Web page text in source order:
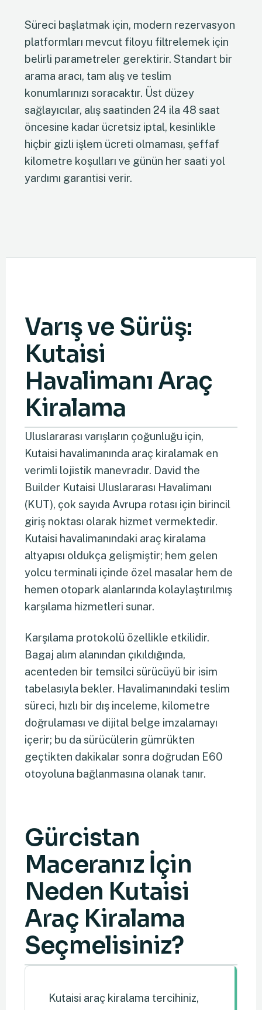
Süreci başlatmak için, modern rezervasyon
platformları mevcut filoyu filtrelemek için
belirli parametreler gerektirir. Standart bir
arama aracı, tam alış ve teslim
konumlarınızı soracaktır. Üst düzey
sağlayıcılar, alış saatinden 24 ila 48 saat
öncesine kadar ücretsiz iptal, kesinlikle
hiçbir gizli işlem ücreti olmaması, şeffaf
kilometre koşulları ve günün her saati yol
yardımı garantisi verir.
Varış ve Sürüş:
Kutaisi
Havalimanı Araç
Kiralama
Uluslararası varışların çoğunluğu için,
Kutaisi havalimanında araç kiralamak en
verimli lojistik manevradır. David the
Builder Kutaisi Uluslararası Havalimanı
(KUT), çok sayıda Avrupa rotası için birincil
giriş noktası olarak hizmet vermektedir.
Kutaisi havalimanındaki araç kiralama
altyapısı oldukça gelişmiştir; hem gelen
yolcu terminali içinde özel masalar hem de
hemen otopark alanlarında kolaylaştırılmış
karşılama hizmetleri sunar.
Karşılama protokolü özellikle etkilidir.
Bagaj alım alanından çıkıldığında,
acenteden bir temsilci sürücüyü bir isim
tabelasıyla bekler. Havalimanındaki teslim
süreci, hızlı bir dış inceleme, kilometre
doğrulaması ve dijital belge imzalamayı
içerir; bu da sürücülerin gümrükten
geçtikten dakikalar sonra doğrudan E60
otoyoluna bağlanmasına olanak tanır.
Gürcistan
Maceranız İçin
Neden Kutaisi
Araç Kiralama
Seçmelisiniz?
Kutaisi araç kiralama tercihiniz,